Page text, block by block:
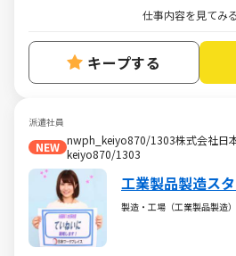
仕事内容を見てみる
キープする
派遣社員
NEW nwph_keiyo870/1303株式会社日
keiyo870/1303
工業製品製造ス
製造・工場（工業製品製造）